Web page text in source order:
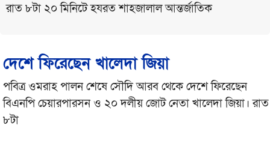
রাত ৮টা ২০ মিনিটে হযরত শাহজালাল আন্তর্জাতিক
দেশে ফিরেছেন খালেদা জিয়া
পবিত্র ওমরাহ পালন শেষে সৌদি আরব থেকে দেশে ফিরেছেন
বিএনপি চেয়ারপারসন ও ২০ দলীয় জোট নেতা খালেদা জিয়া। রাত
৮টা